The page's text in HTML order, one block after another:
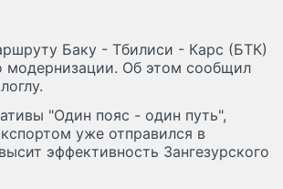
Баку - Тбилиси - Карс (БТК)
модернизации. Об этом сообщил
"Один пояс - один путь",
уже отправился в
эффективность Зангезурского